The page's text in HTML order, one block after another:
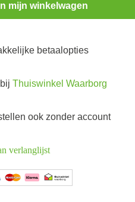
in mijn winkelwagen
betaalopties
Thuiswinkel Waarborg
ook zonder account
verlanglijst